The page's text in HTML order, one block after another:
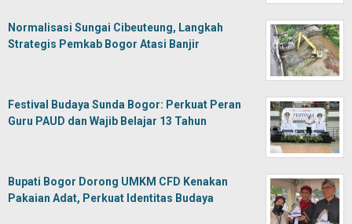
Normalisasi Sungai Cibeuteung, Langkah
Strategis Pemkab Bogor Atasi Banjir
Festival Budaya Sunda Bogor: Perkuat Peran
Guru PAUD dan Wajib Belajar 13 Tahun
Bupati Bogor Dorong UMKM CFD Kenakan
Pakaian Adat, Perkuat Identitas Budaya